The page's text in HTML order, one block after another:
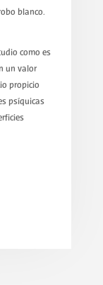
blanco.
como es
un valor
propicio
psíquicas